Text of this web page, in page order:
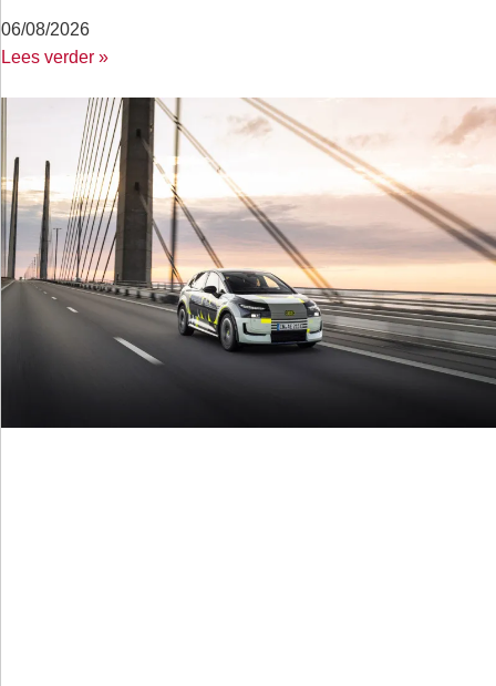
06/08/2026
Lees verder »